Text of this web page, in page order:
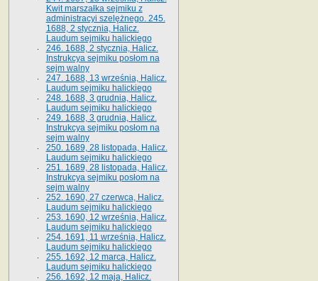
Kwit marszałka sejmiku z
administracyi szelężnego. 245.
1688, 2 stycznia, Halicz.
Laudum sejmiku halickiego
246. 1688, 2 stycznia, Halicz.
Instrukcya sejmiku posłom na
sejm walny
247. 1688, 13 września, Halicz.
Laudum sejmiku halickiego
248. 1688, 3 grudnia, Halicz.
Laudum sejmiku halickiego
249. 1688, 3 grudnia, Halicz.
Instrukcya sejmiku posłom na
sejm walny
250. 1689, 28 listopada, Halicz.
Laudum sejmiku halickiego
251. 1689, 28 listopada, Halicz.
Instrukcya sejmiku posłom na
sejm walny
252. 1690, 27 czerwca, Halicz.
Laudum sejmiku halickiego
253. 1690, 12 września, Halicz.
Laudum sejmiku halickiego
254. 1691, 11 września, Halicz.
Laudum sejmiku halickiego
255. 1692, 12 marca, Halicz.
Laudum sejmiku halickiego
256. 1692, 12 maja, Halicz.